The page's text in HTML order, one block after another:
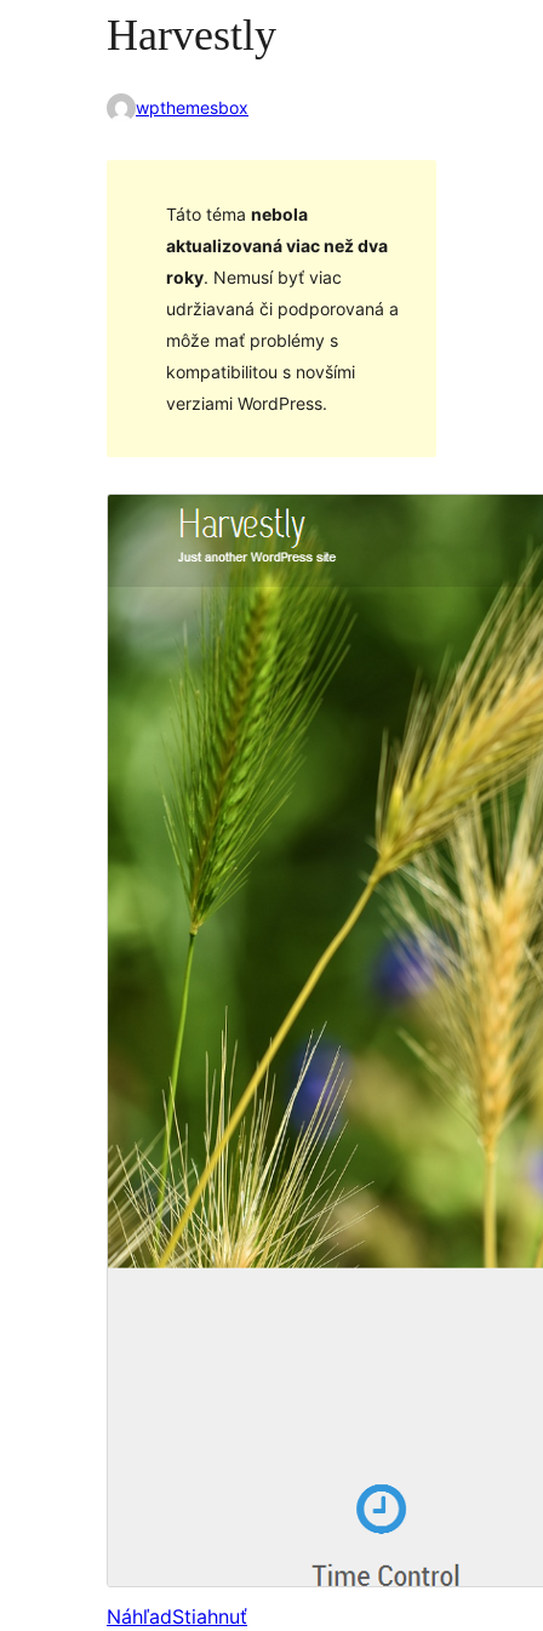
Harvestly
wpthemesbox
Táto téma nebola
aktualizovaná viac než dva
roky. Nemusí byť viac
udržiavaná či podporovaná a
môže mať problémy s
kompatibilitou s novšími
verziami WordPress.
NáhľadStiahnuť